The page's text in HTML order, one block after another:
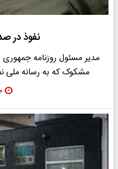
نفوذ در
مدیر مسئول روزنامه
مشکوک که به رسانه ملی
۳۰